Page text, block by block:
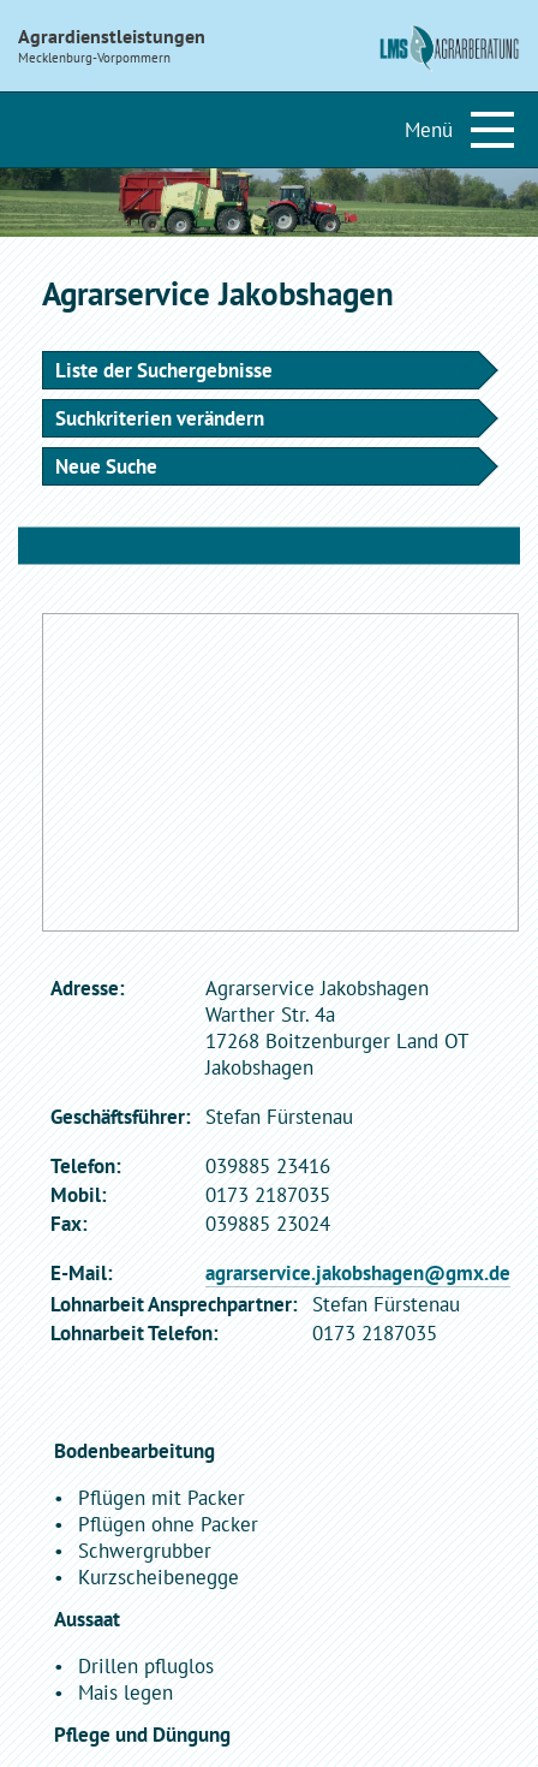
Agrardienstleistungen
Mecklenburg-Vorpommern
Agrarservice Jakobshagen
Liste der Suchergebnisse
Suchkriterien verändern
Neue Suche
Adresse:
Agrarservice Jakobshagen
Warther Str. 4a
17268 Boitzenburger Land OT
Jakobshagen
Geschäftsführer: Stefan Fürstenau
Telefon:
039885 23416
Mobil:
0173 2187035
Fax:
039885 23024
E-Mail:
agrarservice.jakobshagen@gmx.de
Lohnarbeit Ansprechpartner: Stefan Fürstenau
Lohnarbeit Telefon:
0173 2187035
Bodenbearbeitung
Pflügen mit Packer
Pflügen ohne Packer
Schwergrubber
Kurzscheibenegge
Aussaat
Drillen pfluglos
Mais legen
Pflege und Düngung